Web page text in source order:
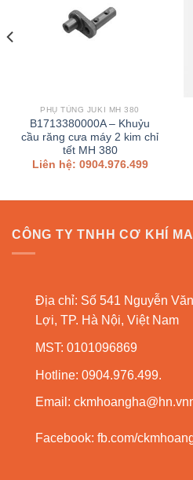
PHỤ TÙNG JUKI MH 380
B1713380000A – Khuỷu
cầu răng cưa máy 2 kim chỉ
tết MH 380
Liên hệ: 0904.976.499
CÔNG TY TNHH CƠ KHÍ
Địa chỉ: Số 541 Nguyễn
Lợi, TP. Hà Nội, Việt Nam
MST: 0101096869
Hotline: 0904.976.499.
Email:
Facebook: fb.com/